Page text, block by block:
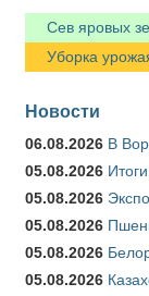
Сев яровых
Уборка урожая
Новости
06.08.2026 В
05.08.2026
05.08.2026
05.08.2026
05.08.2026
05.08.2026